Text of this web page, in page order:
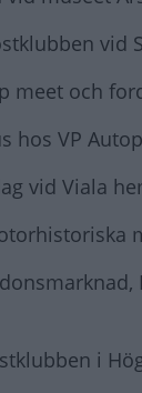
vid
meet och
hos VP
vid Viala
i